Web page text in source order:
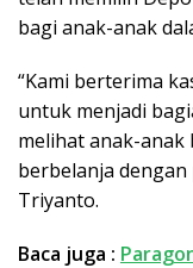
bagi anak-anak
“Kami berterima
untuk menjadi
melihat anak-anak
berbelanja
Triyanto.
Baca juga :